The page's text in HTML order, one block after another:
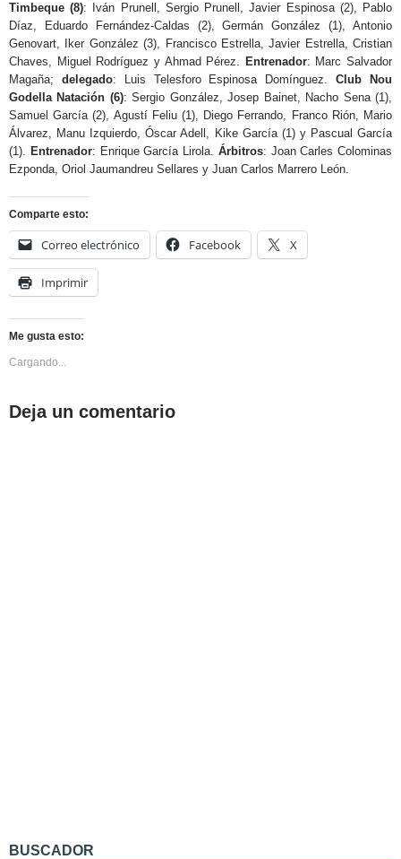
Timbeque (8): Iván Prunell, Sergio Prunell, Javier Espinosa (2), Pablo
Díaz, Eduardo Fernández-Caldas (2), Germán González (1), Antonio
Genovart, Iker González (3), Francisco Estrella, Javier Estrella, Cristian
Chaves, Miguel Rodríguez y Ahmad Pérez. Entrenador: Marc Salvador
Magaña; delegado: Luis Telesforo Espinosa Domínguez.Club Nou
Godella Natación (6): Sergio González, Josep Bainet, Nacho Sena (1),
Samuel García (2), Agustí Feliu (1), Diego Ferrando, Franco Rión, Mario
Álvarez, Manu Izquierdo, Óscar Adell, Kike García (1) y Pascual García
(1). Entrenador: Enrique García Lirola. Árbitros: Joan Carles Colominas
Ezponda, Oriol Jaumandreu Sellares y Juan Carlos Marrero León.
Comparte esto:
Correo electrónico Facebook X
Imprimir
Me gusta esto:
Cargando...
Deja un comentario
BUSCADOR